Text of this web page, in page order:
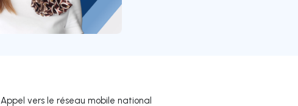
Appel vers le réseau mobile national